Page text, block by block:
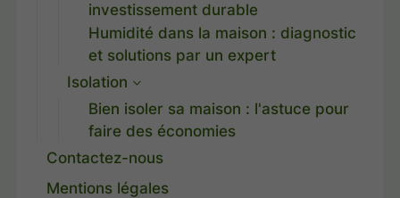
investissement durable
Humidité dans la maison : diagnostic
et solutions par un expert
Isolation
Bien isoler sa maison : l'astuce pour
faire des économies
Contactez-nous
Mentions légales